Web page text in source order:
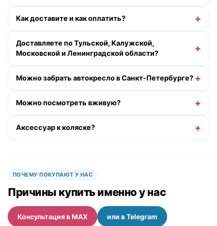
Как доставите и как оплатить?
Доставляете по Тульской, Калужской,
Московской и Ленинградской области?
Можно забрать автокресло в Санкт-Петербурге?
Можно посмотреть вживую?
Аксессуар к коляске?
ПОЧЕМУ ПОКУПАЮТ У НАС
Причины купить именно у нас
Консультация в MAX или в Telegram